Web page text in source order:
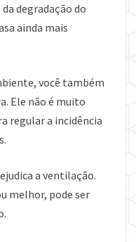
degradação do
ainda mais
você também
Ele não é muito
regular a incidência
a ventilação.
melhor, pode ser